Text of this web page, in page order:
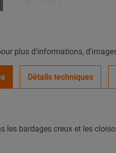
plus d'informations,
Détails techniques
les bardages creux et les